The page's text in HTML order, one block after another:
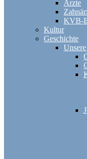
Ärzte
KVB-
Kultur
Geschichte